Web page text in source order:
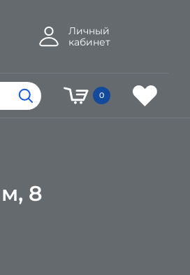
Личный
кабинет
0
8